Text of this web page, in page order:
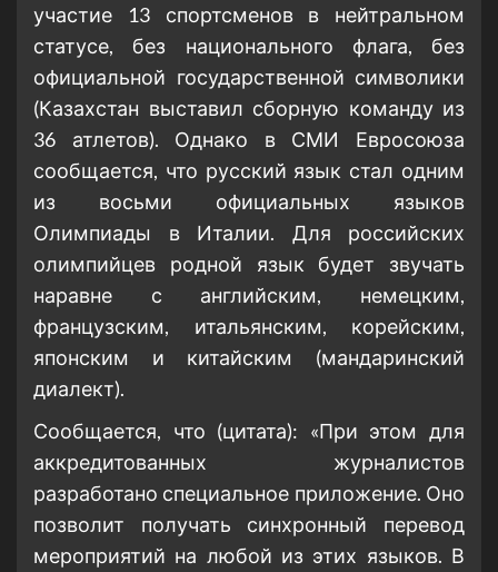
участие 13 спортсменов в нейтральном
статусе, без национального флага, без
официальной государственной символики
(Казахстан выставил сборную команду из
36 атлетов). Однако в СМИ Евросоюза
сообщается, что русский язык стал одним
из восьми официальных языков
Олимпиады в Италии. Для российских
олимпийцев родной язык будет звучать
наравне с английским, немецким,
французским, итальянским, корейским,
японским и китайским (мандаринский
диалект).
Сообщается, что (цитата): «При этом для
аккредитованных журналистов
разработано специальное приложение. Оно
позволит получать синхронный перевод
мероприятий на любой из этих языков. В